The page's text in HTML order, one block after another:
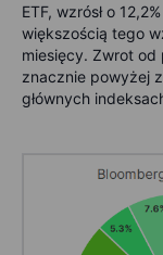
ETF, wzrósł o
większością tego
miesięcy. Zwrot od
znacznie powyżej
głównych